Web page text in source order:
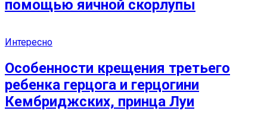
помощью яичной скорлупы
Интересно
Особенности крещения третьего
ребенка герцога и герцогини
Кембриджских, принца Луи